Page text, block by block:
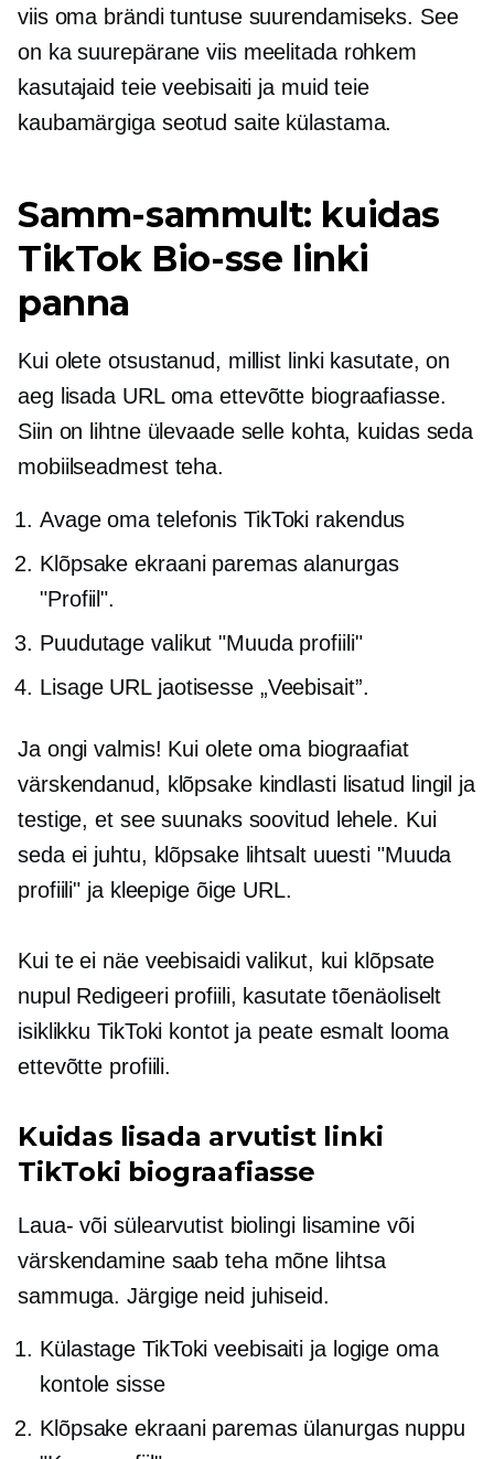
viis oma brändi tuntuse suurendamiseks. See
on ka suurepärane viis meelitada rohkem
kasutajaid teie veebisaiti ja muid teie
kaubamärgiga seotud saite külastama.
Samm-sammult: kuidas
TikTok Bio-sse linki
panna
Kui olete otsustanud, millist linki kasutate, on
aeg lisada URL oma ettevõtte biograafiasse.
Siin on lihtne ülevaade selle kohta, kuidas seda
mobiilseadmest teha.
Avage oma telefonis TikToki rakendus
Klõpsake ekraani paremas alanurgas
"Profiil".
Puudutage valikut "Muuda profiili"
Lisage URL jaotisesse „Veebisait”.
Ja ongi valmis! Kui olete oma biograafiat
värskendanud, klõpsake kindlasti lisatud lingil ja
testige, et see suunaks soovitud lehele. Kui
seda ei juhtu, klõpsake lihtsalt uuesti "Muuda
profiili" ja kleepige õige URL.
Kui te ei näe veebisaidi valikut, kui klõpsate
nupul Redigeeri profiili, kasutate tõenäoliselt
isiklikku TikToki kontot ja peate esmalt looma
ettevõtte profiili.
Kuidas lisada arvutist linki
TikToki biograafiasse
Laua- või sülearvutist biolingi lisamine või
värskendamine saab teha mõne lihtsa
sammuga. Järgige neid juhiseid.
Külastage TikToki veebisaiti ja logige oma
kontole sisse
Klõpsake ekraani paremas ülanurgas nuppu